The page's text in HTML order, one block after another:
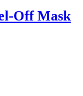
Off Mask